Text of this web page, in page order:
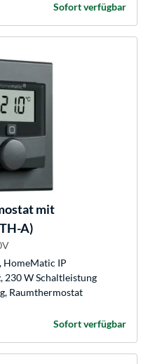
Sofort verfügbar
mit
A)
HomeMatic IP
230 W Schaltleistung
Raumthermostat
Sofort verfügbar